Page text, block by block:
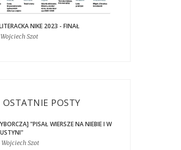
NIKE 2023 - FINAŁ
Szot
OSTATNIE POSTY
"PISAŁ WIERSZE NA NIEBIE I W
Szot